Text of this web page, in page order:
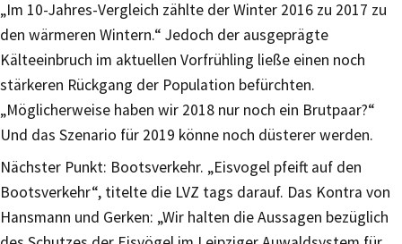
„Im 10-Jahres-Vergleich zählte der Winter 2016 zu 2017 zu
den wärmeren Wintern.“ Jedoch der ausgeprägte
Kälteeinbruch im aktuellen Vorfrühling ließe einen noch
stärkeren Rückgang der Population befürchten.
„Möglicherweise haben wir 2018 nur noch ein Brutpaar?“
Und das Szenario für 2019 könne noch düsterer werden.
Nächster Punkt: Bootsverkehr. „Eisvogel pfeift auf den
Bootsverkehr“, titelte die LVZ tags darauf. Das Kontra von
Hansmann und Gerken: „Wir halten die Aussagen bezüglich